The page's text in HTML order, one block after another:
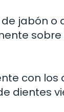
jabón o
sobre
con los
dientes